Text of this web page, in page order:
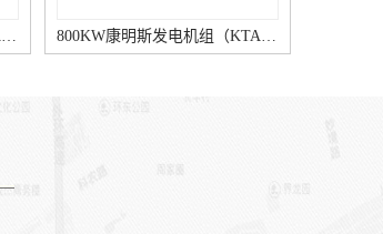
880KW康明斯发电机组（KTA38-G5柴油机） 800KW康明斯发电机组（KTA38-G2A柴油机）